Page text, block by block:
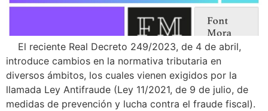
El reciente Real Decreto 249/2023, de 4 de abril,
introduce cambios en la normativa tributaria en
diversos ámbitos, los cuales vienen exigidos por la
llamada Ley Antifraude (Ley 11/2021, de 9 de julio, de
medidas de prevención y lucha contra el fraude fiscal).